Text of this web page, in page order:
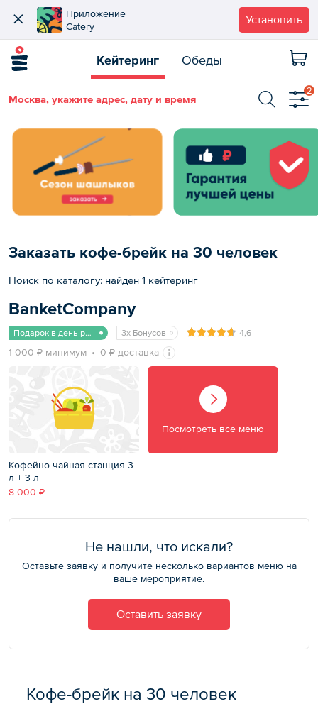
Приложение
Catery
Установить
Кейтеринг Обеды
Москва, укажите адрес, дату и время
2
Заказать кофе-брейк на 30 человек
Поиск по каталогу: найден 1 кейтеринг
BanketCompany
Подарок в день рождения 3x Бонусов 4,6
1 000 ₽ минимум 0 ₽ доставка
Кофейно-чайная станция 3
л + 3 л
8 000 ₽
Посмотреть все меню
Не нашли, что искали?
Оставьте заявку и получите несколько вариантов меню на
ваше мероприятие.
Оставить заявку
Кофе-брейк на 30 человек